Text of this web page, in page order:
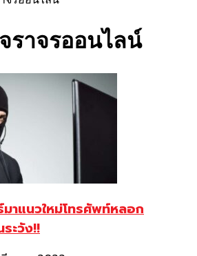
ราจรออนไลน์
าแนวใหม่โทรศัพท์หลอก
ะวัง!!